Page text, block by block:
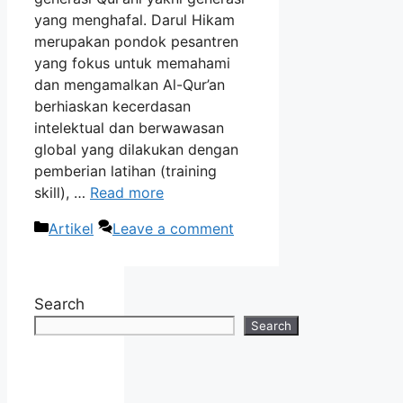
yang menghafal. Darul Hikam
merupakan pondok pesantren
yang fokus untuk memahami
dan mengamalkan Al-Qur’an
berhiaskan kecerdasan
intelektual dan berwawasan
global yang dilakukan dengan
pemberian latihan (training
skill), … Read more
Categories
Artikel Leave a comment
Search
Search